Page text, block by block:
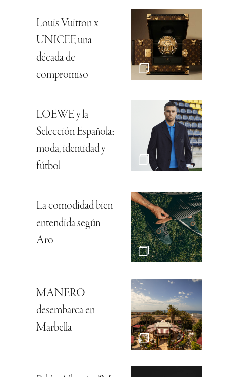
Louis Vuitton x
UNICEF, una
década de
compromiso
LOEWE y la
Selección Española:
moda, identidad y
fútbol
La comodidad bien
entendida según
Aro
MANERO
desembarca en
Marbella